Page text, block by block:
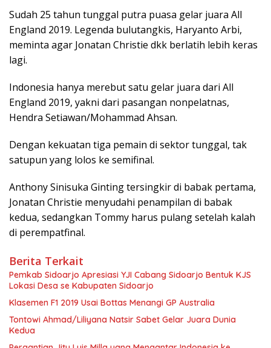
Sudah 25 tahun tunggal putra puasa gelar juara All
England 2019. Legenda bulutangkis, Haryanto Arbi,
meminta agar Jonatan Christie dkk berlatih lebih keras
lagi.
Indonesia hanya merebut satu gelar juara dari All
England 2019, yakni dari pasangan nonpelatnas,
Hendra Setiawan/Mohammad Ahsan.
Dengan kekuatan tiga pemain di sektor tunggal, tak
satupun yang lolos ke semifinal.
Anthony Sinisuka Ginting tersingkir di babak pertama,
Jonatan Christie menyudahi penampilan di babak
kedua, sedangkan Tommy harus pulang setelah kalah
di perempatfinal.
Berita Terkait
Pemkab Sidoarjo Apresiasi YJI Cabang Sidoarjo Bentuk KJS
Lokasi Desa se Kabupaten Sidoarjo
Klasemen F1 2019 Usai Bottas Menangi GP Australia
Tontowi Ahmad/Liliyana Natsir Sabet Gelar Juara Dunia
Kedua